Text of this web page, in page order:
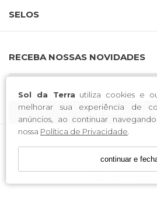
Sol da Terra utiliza cookies e
melhorar sua experiência de
anúncios, ao continuar
nossa Política de Privacidade.
continuar e
SELOS
RECEBA NOSSAS NOVIDADES
CADASTRE-